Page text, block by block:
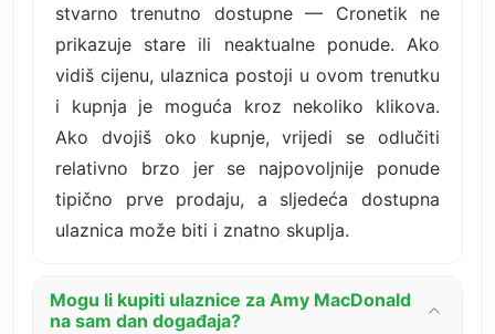
stvarno trenutno dostupne — Cronetik ne
prikazuje stare ili neaktualne ponude. Ako
vidiš cijenu, ulaznica postoji u ovom trenutku
i kupnja je moguća kroz nekoliko klikova.
Ako dvojiš oko kupnje, vrijedi se odlučiti
relativno brzo jer se najpovoljnije ponude
tipično prve prodaju, a sljedeća dostupna
ulaznica može biti i znatno skuplja.
Mogu li kupiti ulaznice za Amy MacDonald
na sam dan događaja?